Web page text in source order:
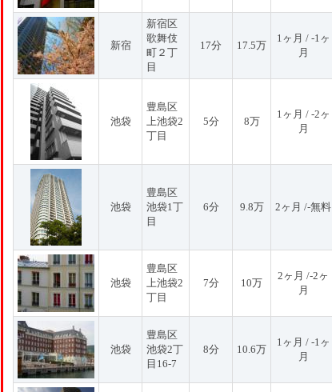
新宿
新宿区
歌舞伎
町２丁
目
17分 17.5万
1ヶ月 / -1ヶ
月
池袋
豊島区
上池袋2
丁目
5分 8万
1ヶ月 / -2ヶ
月
池袋
豊島区
池袋1丁
目
6分 9.8万 2ヶ月 /-無料
池袋
豊島区
上池袋2
丁目
7分 10万
2ヶ月 /-2ヶ
月
池袋
豊島区
池袋2丁
目16-7
8分 10.6万
1ヶ月 / -1ヶ
月